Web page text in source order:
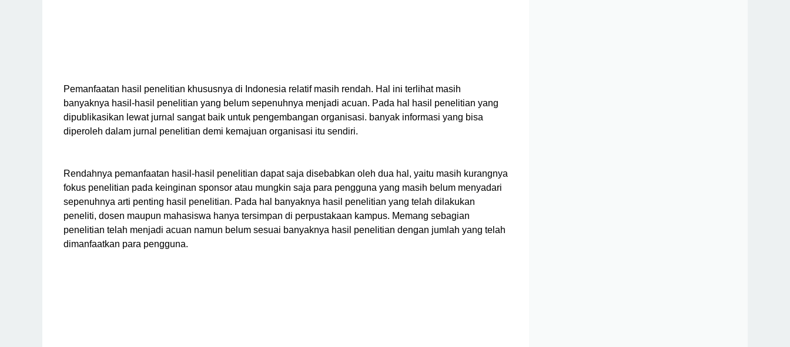
Pemanfaatan hasil penelitian khususnya di Indonesia relatif masih rendah. Hal ini terlihat masih
banyaknya hasil-hasil penelitian yang belum sepenuhnya menjadi acuan. Pada hal hasil penelitian yang
dipublikasikan lewat jurnal sangat baik untuk pengembangan organisasi. banyak informasi yang bisa
diperoleh dalam jurnal penelitian demi kemajuan organisasi itu sendiri.
Rendahnya pemanfaatan hasil-hasil penelitian dapat saja disebabkan oleh dua hal, yaitu masih kurangnya
fokus penelitian pada keinginan sponsor atau mungkin saja para pengguna yang masih belum menyadari
sepenuhnya arti penting hasil penelitian. Pada hal banyaknya hasil penelitian yang telah dilakukan
peneliti, dosen maupun mahasiswa hanya tersimpan di perpustakaan kampus. Memang sebagian
penelitian telah menjadi acuan namun belum sesuai banyaknya hasil penelitian dengan jumlah yang telah
dimanfaatkan para pengguna.